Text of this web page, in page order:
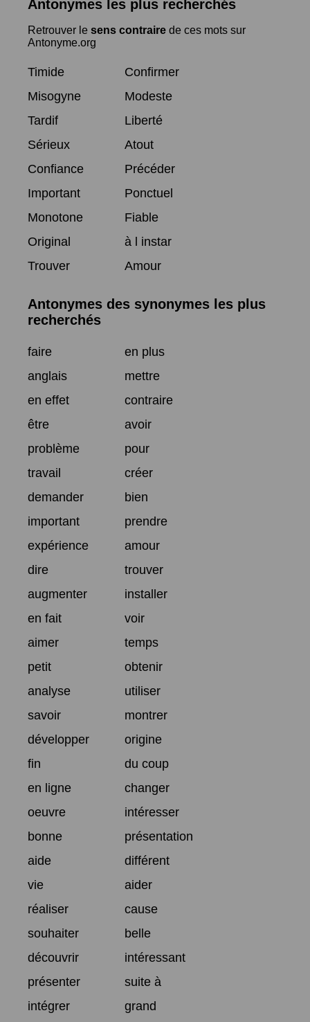
Antonymes les plus recherchés
Retrouver le sens contraire de ces mots sur
Antonyme.org
Timide
Confirmer
Misogyne
Modeste
Tardif
Liberté
Sérieux
Atout
Confiance
Précéder
Important
Ponctuel
Monotone
Fiable
Original
à l instar
Trouver
Amour
Antonymes des synonymes les plus
recherchés
faire
en plus
anglais
mettre
en effet
contraire
être
avoir
problème
pour
travail
créer
demander
bien
important
prendre
expérience
amour
dire
trouver
augmenter
installer
en fait
voir
aimer
temps
petit
obtenir
analyse
utiliser
savoir
montrer
développer
origine
fin
du coup
en ligne
changer
oeuvre
intéresser
bonne
présentation
aide
différent
vie
aider
réaliser
cause
souhaiter
belle
découvrir
intéressant
présenter
suite à
intégrer
grand